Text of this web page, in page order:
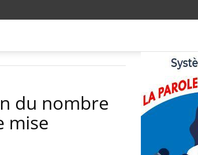
du nombre
mise